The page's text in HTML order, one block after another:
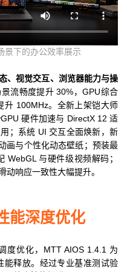
景下的办公效率展示
、视觉交互、浏览器能力与操
流畅度提升 30%，GPU综合
升 100MHz。全新上架铠大师
硬件加速与 DirectX 12 适
；系统 UI 交互全面焕新，新
画与个性化动态壁纸；预装最
WebGL 与硬件级视频解码；
动响应一致性大幅提升。
能深度优化
度优化，MTT AIOS 1.4.1 为
能释放。经过专业基准测试验